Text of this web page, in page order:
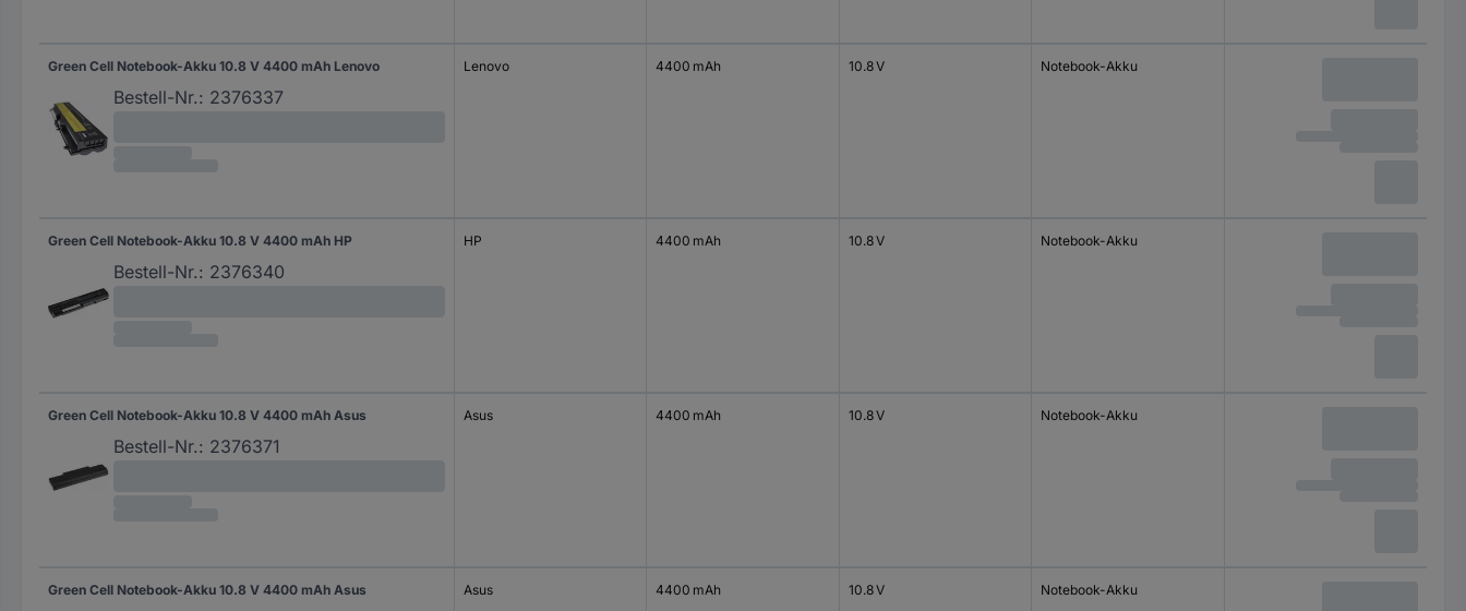
Green Cell Notebook-Akku 10.8 V 4400 mAh Lenovo
Bestell-Nr.: 2376337
Lenovo 4400 mAh 10.8 V Notebook-Akku
Green Cell Notebook-Akku 10.8 V 4400 mAh HP
Bestell-Nr.: 2376340
HP 4400 mAh 10.8 V Notebook-Akku
Green Cell Notebook-Akku 10.8 V 4400 mAh Asus
Bestell-Nr.: 2376371
Asus 4400 mAh 10.8 V Notebook-Akku
Green Cell Notebook-Akku 10.8 V 4400 mAh Asus Asus 4400 mAh 10.8 V Notebook-Akku